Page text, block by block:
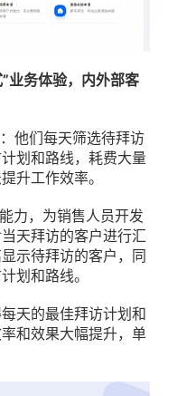
业务体验，内外部客
他们每天筛选待拜访
划和路线，耗费大量
升工作效率。
力，为销售人员开发
天拜访的客户进行汇
示待拜访的客户，同
划和路线。
天的最佳拜访计划和
和效果大幅提升，单